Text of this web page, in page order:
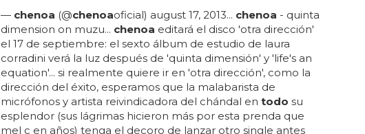
— chenoa (@chenoaoficial) august 17, 2013... chenoa - quinta
dimension on muzu... chenoa editará el disco 'otra dirección'
el 17 de septiembre: el sexto álbum de estudio de laura
corradini verá la luz después de 'quinta dimensión' y 'life's an
equation'... si realmente quiere ir en 'otra dirección', como la
dirección del éxito, esperamos que la malabarista de
micrófonos y artista reivindicadora del chándal en todo su
esplendor (sus lágrimas hicieron más por esta prenda que
mel c en años) tenga el decoro de lanzar otro single antes